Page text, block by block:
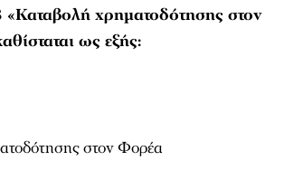
χρηματοδότησης στον
ως εξής:
στον Φορέα